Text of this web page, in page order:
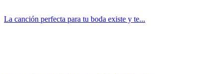
La canción perfecta para tu boda existe y te...